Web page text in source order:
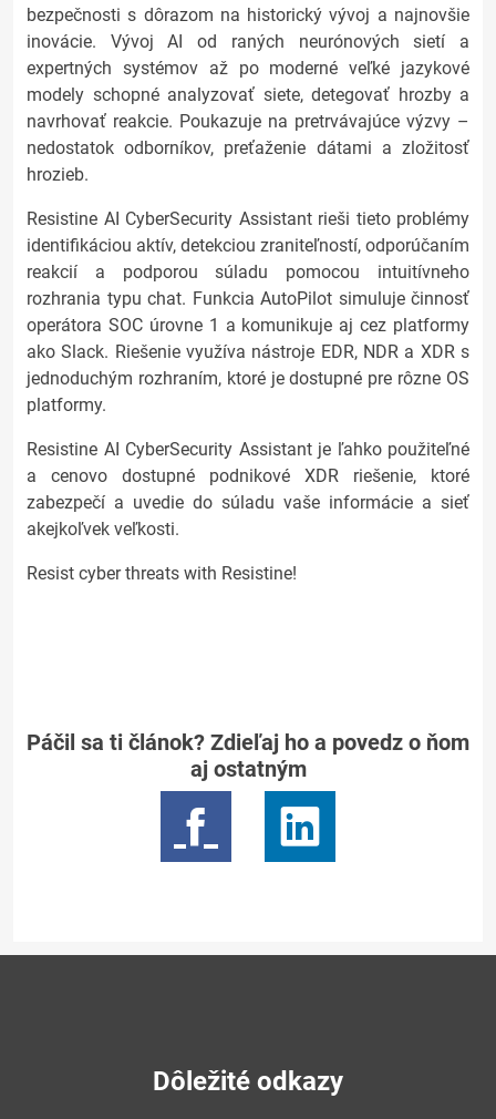
bezpečnosti s dôrazom na historický vývoj a najnovšie
inovácie. Vývoj AI od raných neurónových sietí a
expertných systémov až po moderné veľké jazykové
modely schopné analyzovať siete, detegovať hrozby a
navrhovať reakcie. Poukazuje na pretrvávajúce výzvy –
nedostatok odborníkov, preťaženie dátami a zložitosť
hrozieb.
Resistine AI CyberSecurity Assistant rieši tieto problémy
identifikáciou aktív, detekciou zraniteľností, odporúčaním
reakcií a podporou súladu pomocou intuitívneho
rozhrania typu chat. Funkcia AutoPilot simuluje činnosť
operátora SOC úrovne 1 a komunikuje aj cez platformy
ako Slack. Riešenie využíva nástroje EDR, NDR a XDR s
jednoduchým rozhraním, ktoré je dostupné pre rôzne OS
platformy.
Resistine AI CyberSecurity Assistant je ľahko použiteľné
a cenovo dostupné podnikové XDR riešenie, ktoré
zabezpečí a uvedie do súladu vaše informácie a sieť
akejkoľvek veľkosti.
Resist cyber threats with Resistine!
Páčil sa ti článok? Zdieľaj ho a povedz o ňom
aj ostatným
Dôležité odkazy